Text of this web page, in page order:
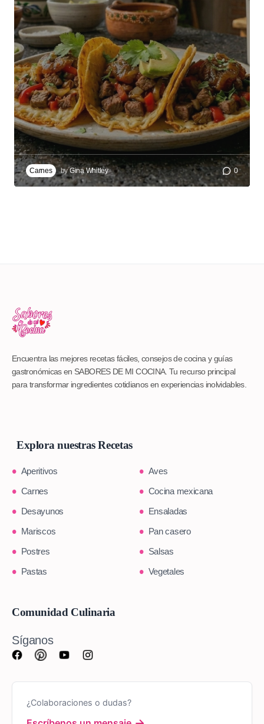
Carnes byGina Whitley 0
Encuentra las mejores recetas fáciles, consejos de cocina y guías
gastronómicas en SABORES DE MI COCINA. Tu recurso principal
para transformar ingredientes cotidianos en experiencias inolvidables.
Explora nuestras Recetas
Aperitivos
Aves
Carnes
Cocina mexicana
Desayunos
Ensaladas
Mariscos
Pan casero
Postres
Salsas
Pastas
Vegetales
Comunidad Culinaria
Síganos
¿Colaboraciones o dudas?